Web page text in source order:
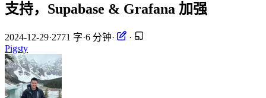
支持，Supabase & Grafana 加强
2024-12-29·2771 字·6 分钟·
·
Pigsty